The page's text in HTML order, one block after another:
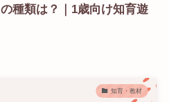
種類は？｜1歳向け知育遊
知育・教材